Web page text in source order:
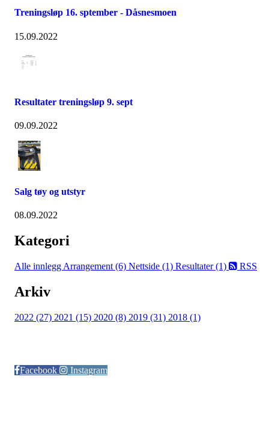
Treningsløp 16. sptember - Dåsnesmoen
15.09.2022
Resultater treningsløp 9. sept
09.09.2022
Salg tøy og utstyr
08.09.2022
Kategori
Alle innlegg Arrangement (6) Nettside (1) Resultater (1) RSS
Arkiv
2022 (27) 2021 (15) 2020 (8) 2019 (31) 2018 (1)
Facebook
Instagram